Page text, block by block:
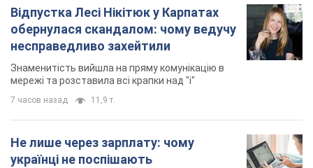
Відпустка Лесі Нікітюк у Карпатах
обернулася скандалом: чому ведучу
несправедливо захейтили
Знаменитість вийшла на пряму комунікацію в
мережі та розставила всі крапки над "і"
7 часов назад 11,9 т.
Не лише через зарплату: чому
українці не поспішають